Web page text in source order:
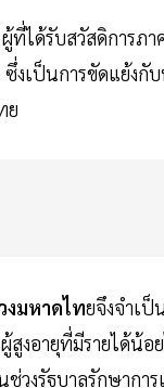
ที่ได้รับสวัสดิการภ
ซึ่งเป็นการขัดแย้
ย
งมหาดไทยจึงจำเ
สูงอายุที่มีรายได้น้
ช่วงรัฐบาลรักษาการ